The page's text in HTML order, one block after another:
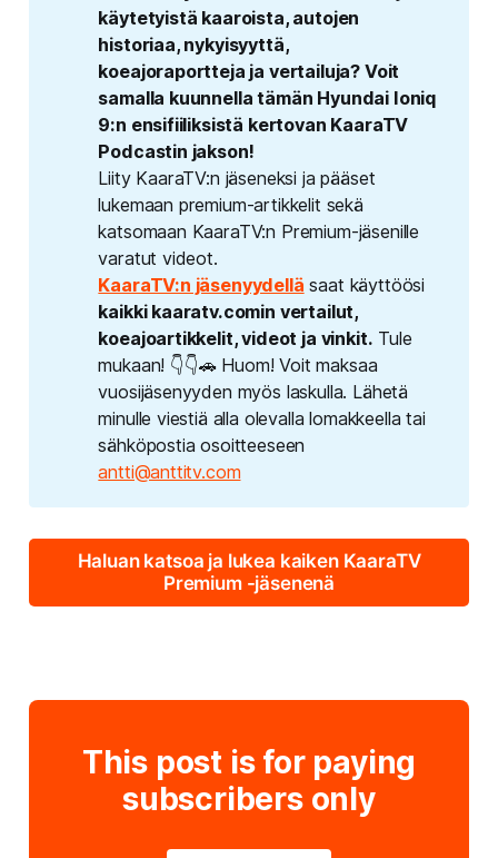
käytetyistä kaaroista, autojen
historiaa, nykyisyyttä,
koeajoraportteja ja vertailuja? Voit
samalla kuunnella tämän Hyundai Ioniq
9:n ensifiiliksistä kertovan KaaraTV
Podcastin jakson!
Liity KaaraTV:n jäseneksi ja pääset
lukemaan premium-artikkelit sekä
katsomaan KaaraTV:n Premium-jäsenille
varatut videot.
KaaraTV:n jäsenyydellä saat käyttöösi
kaikki kaaratv.comin vertailut,
koeajoartikkelit, videot ja vinkit. Tule
mukaan! 👇👇🚗 Huom! Voit maksaa
vuosijäsenyyden myös laskulla. Lähetä
minulle viestiä alla olevalla lomakkeella tai
sähköpostia osoitteeseen
antti@anttitv.com
Haluan katsoa ja lukea kaiken KaaraTV
Premium -jäsenenä
This post is for paying
subscribers only